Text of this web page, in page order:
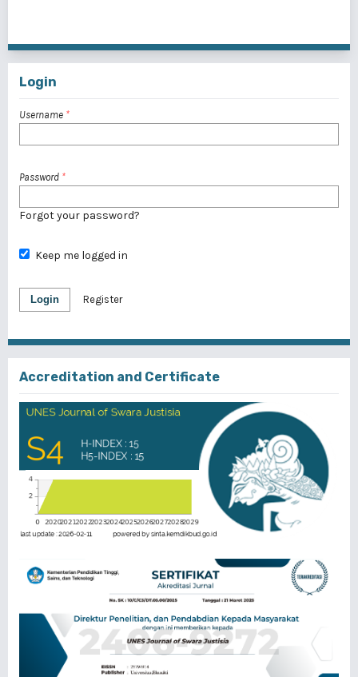
Login
Username *
Password *
Forgot your password?
Keep me logged in
Login Register
Accreditation and Certificate